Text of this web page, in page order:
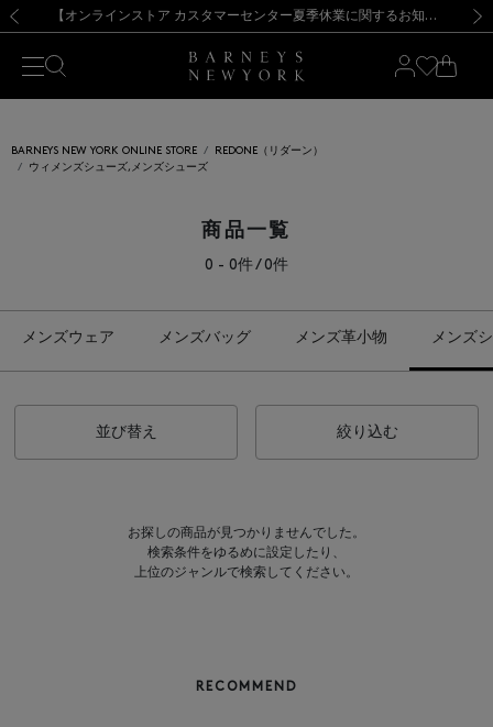
新規登録のお客様も対象！＜MY BARNEYS＞会員のお客様は11,000円（税込）以上のお買上げで常時送料無料！お買い物の際は会員登録を！
【夏季休業に伴う出荷一時停止のお知らせ】(2026.8.7) 【オンラインストア カスタマーセンター夏季休業に関するお知らせ】（2026.8.7）
【夏季休業に伴う返品・交換承り一時停止のお知らせ】（2026.8.5）
熊本県を中心とした地震の影響によるお荷物のお届けについて
【開催中】SUMMER SALEのご案内・ご注意事項 新規登録のお客様も対象！＜MY BARNEYS＞会員のお客様は11,000円（税込）以上のお買上げで常時送料無料！お買い物の際は会員登録を！
【夏季休業に伴う出荷一時停止のお知らせ】(2026.8.7)
BARNEYS NEW YORK ONLINE STORE
REDONE（リダーン）
ウィメンズシューズ,メンズシューズ
商品一覧
0 - 0件 / 0件
メンズウェア メンズバッグ メンズ革小物 メンズ
並び替え 絞り込む
お探しの商品が見つかりませんでした。
検索条件をゆるめに設定したり、
上位のジャンルで検索してください。
RECOMMEND